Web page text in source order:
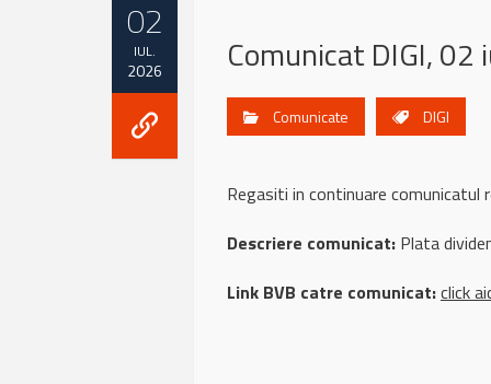
02
IUL.
2026 Comunicat DIGI, 02
Comunicate DIGI
Regasiti in continuare comunicatul
Descriere comunicat: Plata
Link BVB catre comunicat:click